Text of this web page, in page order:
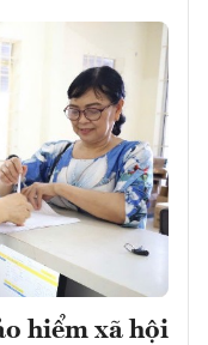
hiểm xã hội